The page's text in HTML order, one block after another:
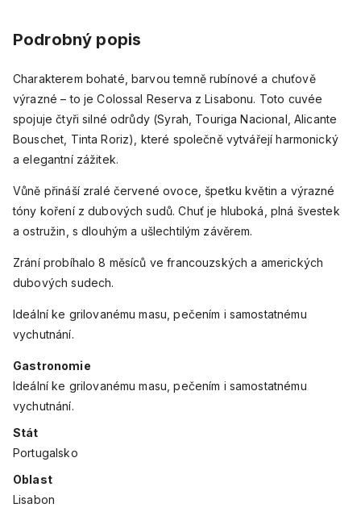
Podrobný popis
Charakterem bohaté, barvou temně rubínové a chuťově
výrazné – to je Colossal Reserva z Lisabonu. Toto cuvée
spojuje čtyři silné odrůdy (Syrah, Touriga Nacional, Alicante
Bouschet, Tinta Roriz), které společně vytvářejí harmonický
a elegantní zážitek.
Vůně přináší zralé červené ovoce, špetku květin a výrazné
tóny koření z dubových sudů. Chuť je hluboká, plná švestek
a ostružin, s dlouhým a ušlechtilým závěrem.
Zrání probíhalo 8 měsíců ve francouzských a amerických
dubových sudech.
Ideální ke grilovanému masu, pečením i samostatnému
vychutnání.
Gastronomie
Ideální ke grilovanému masu, pečením i samostatnému
vychutnání.
Stát
Portugalsko
Oblast
Lisabon